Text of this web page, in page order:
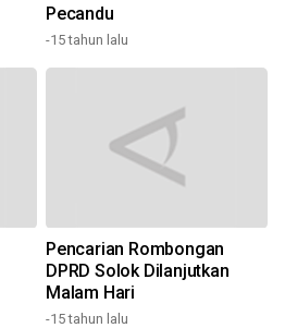
Pecandu
-15 tahun lalu
Pencarian Rombongan
DPRD Solok Dilanjutkan
Malam Hari
-15 tahun lalu